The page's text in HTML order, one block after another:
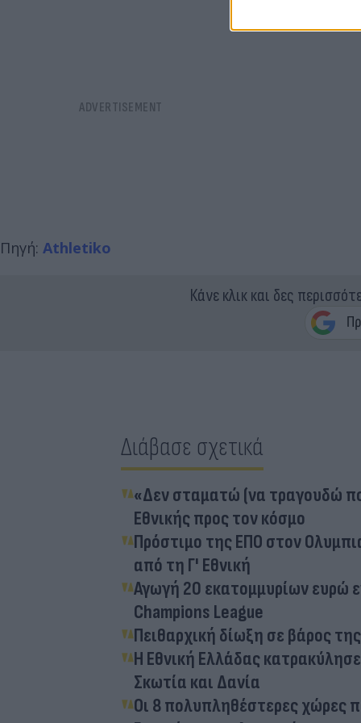
Πηγή: Athletiko
Κάνε κλικ και δες
Διάβασε σχετικά
«Δεν σταματώ (να τραγουδώ
Εθνικής προς τον κόσμο
Πρόστιμο της ΕΠΟ στον
από τη Γ' Εθνική
Αγωγή 20 εκατομμυρίων ευρώ
Champions League
Πειθαρχική δίωξη σε βάρος
Η Εθνική Ελλάδας
Σκωτία και Δανία
Οι 8 πολυπληθέστερες χώρες